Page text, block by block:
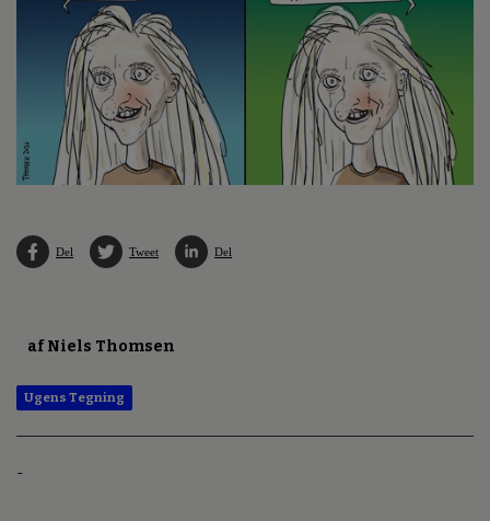
Del Tweet Del
af Niels Thomsen
Ugens Tegning
-